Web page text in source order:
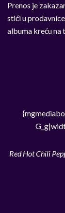
Prenos je
stići u
albuma kreću
Red Hot Chili